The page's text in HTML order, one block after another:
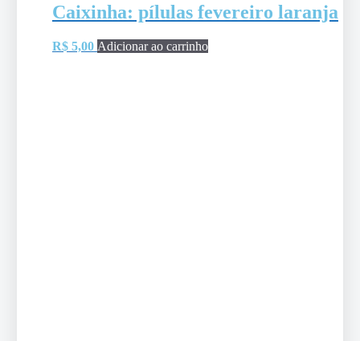
Caixinha: pílulas fevereiro laranja
R$5,00 Adicionar ao carrinho